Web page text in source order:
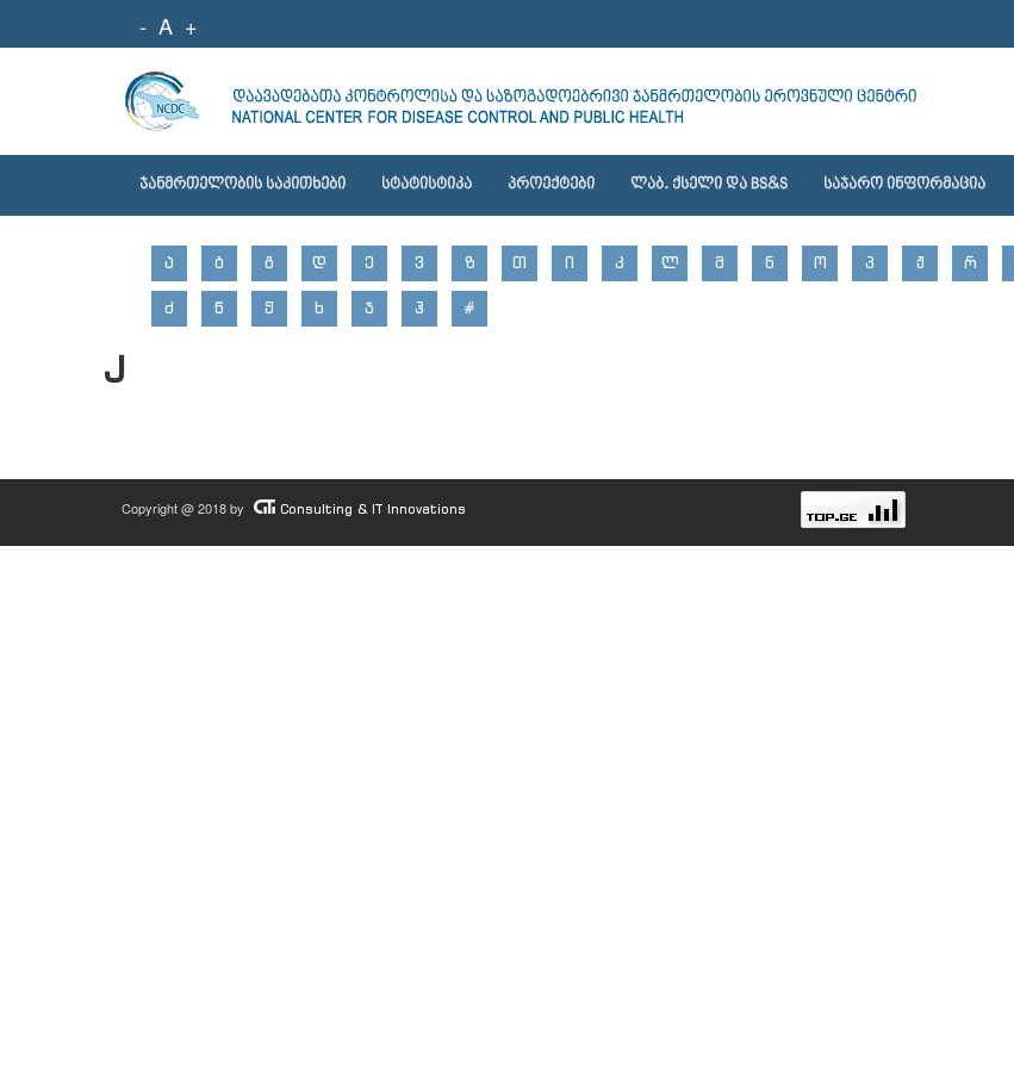
- A +
ᲯᲐᲜᲛᲠᲗᲔᲚᲝᲑᲘᲡ ᲡᲐᲙᲘᲗᲮᲔᲑᲘ ᲡᲢᲐᲢᲘᲡᲢᲘᲙᲐ ᲞᲠᲝᲔᲥᲢᲔᲑᲘ ᲚᲐᲑ. ᲥᲡᲔᲚᲘ ᲓᲐ BS&S ᲡᲐᲯᲐᲠᲝ ᲘᲜᲤᲝᲠᲛᲐᲪᲘᲐ
Ა Ბ Გ Დ Ე Ვ Ზ Თ Ი Კ Ლ Მ Ნ Ო Პ Ჟ Რ
Ძ Წ Ჭ Ხ Ჯ Ჰ #
J
Copyright @ 2018 by Consulting & IT Innovations